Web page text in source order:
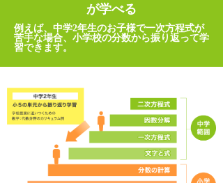
が学べる
例えば、中学2年生のお子様で一次方程式が
苦手な場合、小学校の分数から振り返って学
習できます。